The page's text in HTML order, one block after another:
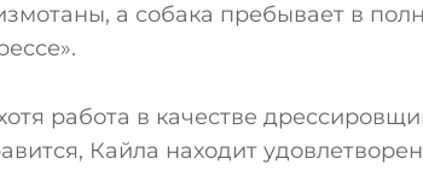
а собака пребывает в
работа в качестве
Кайла находит